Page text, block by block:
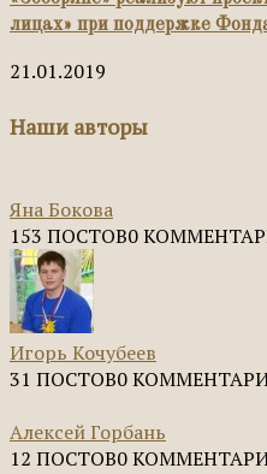
лицах» при поддержке
21.01.2019
Наши авторы
Яна Бокова
153 ПОСТОВ0
Игорь Кочубеев
31 ПОСТОВ0
Алексей Горбань
12 ПОСТОВ0